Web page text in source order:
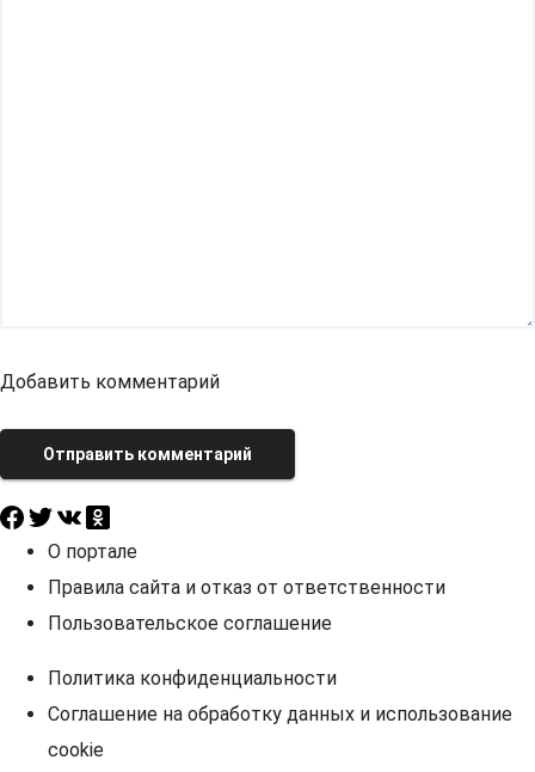
Добавить комментарий
Отправить комментарий
О портале
Правила сайта и отказ от ответственности
Пользовательское соглашение
Политика конфиденциальности
Соглашение на обработку данных и использование
cookie